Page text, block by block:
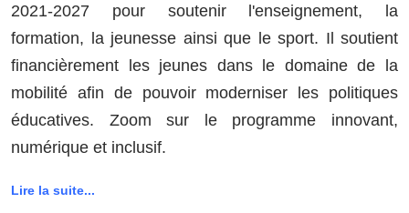
2021-2027 pour soutenir l'enseignement, la
formation, la jeunesse ainsi que le sport. Il soutient
financièrement les jeunes dans le domaine de la
mobilité afin de pouvoir moderniser les politiques
éducatives. Zoom sur le programme innovant,
numérique et inclusif.
Lire la suite...